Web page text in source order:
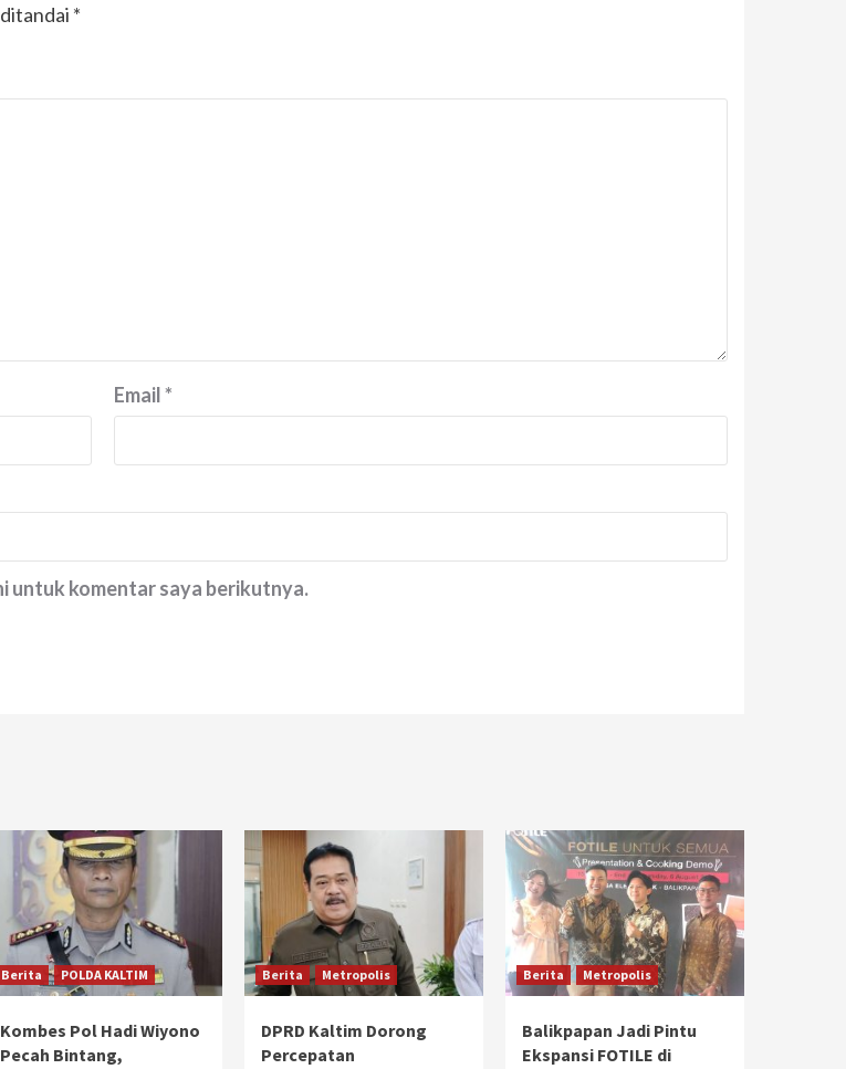
*
Email*
untuk komentar saya berikutnya.
Berita POLDA KALTIM
Kombes Pol Hadi Wiyono
Pecah Bintang,
Berita Metropolis
DPRD Kaltim Dorong
Percepatan
Berita Metropolis
Balikpapan Jadi Pintu
Ekspansi FOTILE di